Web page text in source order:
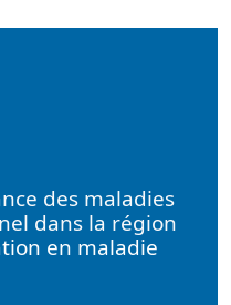
des maladies
dans la région
en maladie